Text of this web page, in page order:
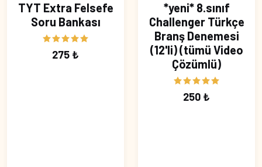
TYT Extra Felsefe
Soru Bankası
275 ₺
*yeni* 8.sınıf
Challenger Türkçe
Branş Denemesi
(12'li) (tümü Video
Çözümlü)
250 ₺